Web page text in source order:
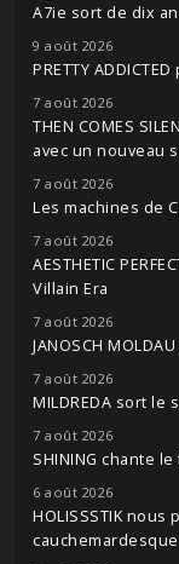
A7ie sort de dix
9 août 2026
PRETTY
7 août 2026
THEN COMES
avec un nouveau
7 août 2026
Les machines de
7 août 2026
AESTHETIC
Villain Era
7 août 2026
JANOSCH
7 août 2026
MILDREDA sort le
7 août 2026
SHINING chante
6 août 2026
HOLISSSTIK
cauchemardesque